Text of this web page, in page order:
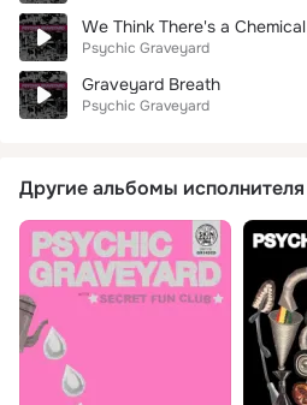
We Think There's a Chemical
Psychic Graveyard
Graveyard Breath
Psychic Graveyard
Другие альбомы исполнителя